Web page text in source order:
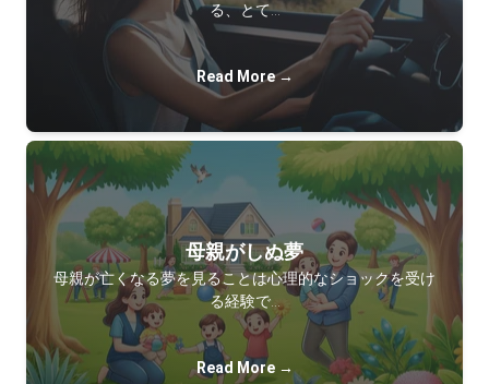
る、とて…
Read More →
母親がしぬ夢
母親が亡くなる夢を見ることは心理的なショックを受け
る経験で…
Read More →